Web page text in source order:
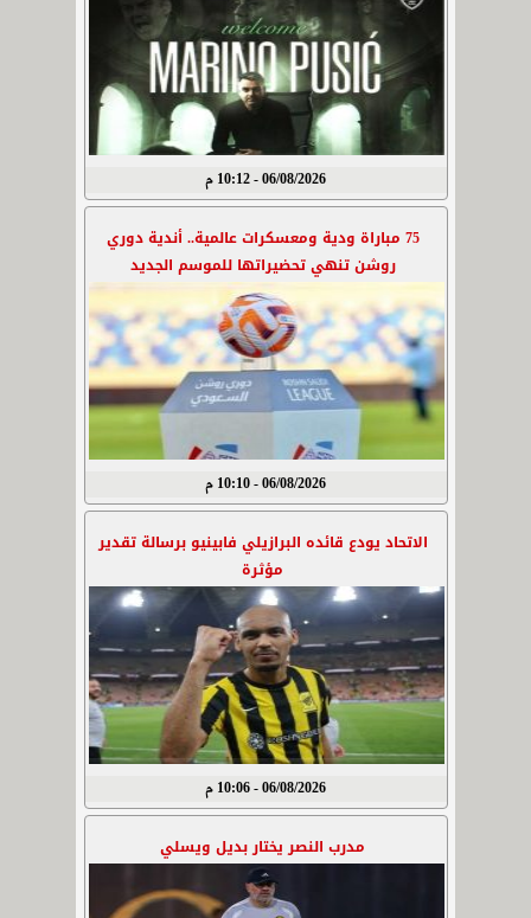
06/08/2026 - 10:12 م
75 مباراة ودية ومعسكرات عالمية.. أندية دوري
روشن تنهي تحضيراتها للموسم الجديد
06/08/2026 - 10:10 م
الاتحاد يودع قائده البرازيلي فابينيو برسالة تقدير
مؤثرة
06/08/2026 - 10:06 م
مدرب النصر يختار بديل ويسلي